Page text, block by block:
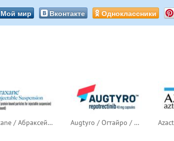
Мой мир Вконтакте Одноклассники
Abraxane / Абраксейн / Абраксан (связанные с альбумином частицы паклитаксела) Augtyro / Огтайро / Аугтиро (репотректиниб)